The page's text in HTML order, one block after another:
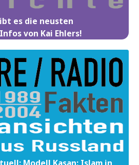
es die neusten
von Kai Ehlers!